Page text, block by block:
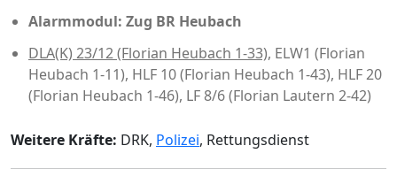
Alarmmodul: Zug BR Heubach
DLA(K) 23/12 (Florian Heubach 1-33), ELW1 (Florian
Heubach 1-11), HLF 10 (Florian Heubach 1-43), HLF 20
(Florian Heubach 1-46), LF 8/6 (Florian Lautern 2-42)
Weitere Kräfte: DRK, Polizei, Rettungsdienst